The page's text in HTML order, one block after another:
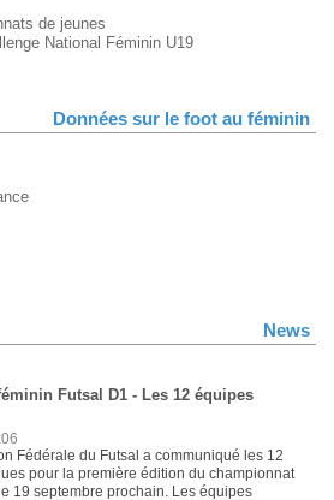
de jeunes
National Féminin U19
Données sur le foot au féminin
News
Futsal D1 - Les 12 équipes
Fédérale du Futsal a communiqué les 12
pour la première édition du championnat
19 septembre prochain. Les équipes